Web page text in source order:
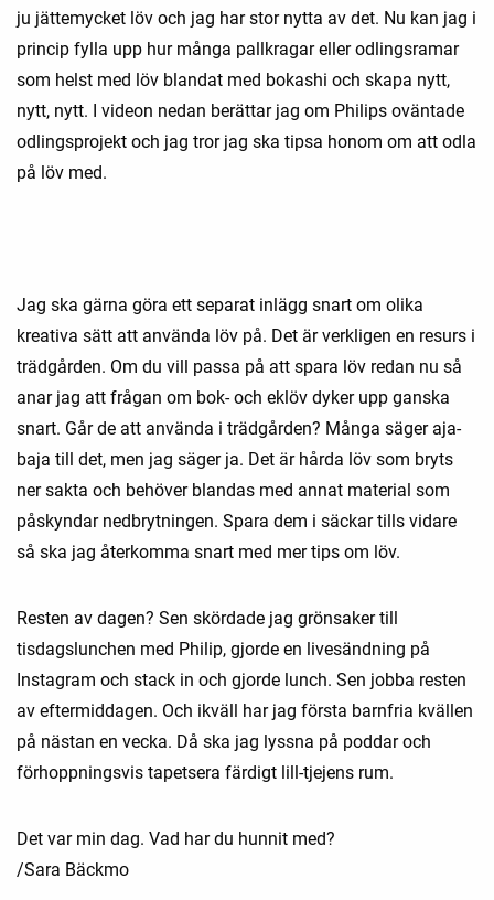
ju jättemycket löv och jag har stor nytta av det. Nu kan jag i
princip fylla upp hur många pallkragar eller odlingsramar
som helst med löv blandat med bokashi och skapa nytt,
nytt, nytt. I videon nedan berättar jag om Philips oväntade
odlingsprojekt och jag tror jag ska tipsa honom om att odla
på löv med.
Jag ska gärna göra ett separat inlägg snart om olika
kreativa sätt att använda löv på. Det är verkligen en resurs i
trädgården. Om du vill passa på att spara löv redan nu så
anar jag att frågan om bok- och eklöv dyker upp ganska
snart. Går de att använda i trädgården? Många säger aja-
baja till det, men jag säger ja. Det är hårda löv som bryts
ner sakta och behöver blandas med annat material som
påskyndar nedbrytningen. Spara dem i säckar tills vidare
så ska jag återkomma snart med mer tips om löv.
Resten av dagen? Sen skördade jag grönsaker till
tisdagslunchen med Philip, gjorde en livesändning på
Instagram och stack in och gjorde lunch. Sen jobba resten
av eftermiddagen. Och ikväll har jag första barnfria kvällen
på nästan en vecka. Då ska jag lyssna på poddar och
förhoppningsvis tapetsera färdigt lill-tjejens rum.
Det var min dag. Vad har du hunnit med?
/Sara Bäckmo